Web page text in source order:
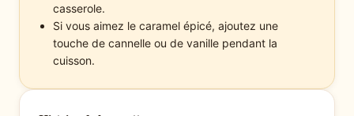
casserole.
Si vous aimez le caramel épicé, ajoutez une
touche de cannelle ou de vanille pendant la
cuisson.